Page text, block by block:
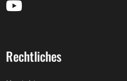
Rechtliches